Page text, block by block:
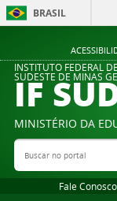
BRASIL
INSTITUTO FEDERAL
SUDESTE DE MINAS
IF
MINISTÉRIO DA
Buscar no portal
Fale Conosco